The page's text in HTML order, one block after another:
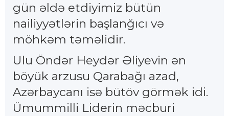
gün əldə etdiyimiz bütün
nailiyyətlərin başlanğıcı və
möhkəm təməlidir.
Ulu Öndər Heydər Əliyevin ən
böyük arzusu Qarabağı azad,
Azərbaycanı isə bütöv görmək idi.
Ümummilli Liderin məcburi